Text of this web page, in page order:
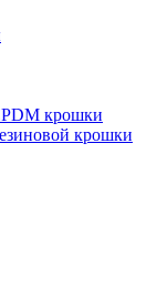
крошки
крошки